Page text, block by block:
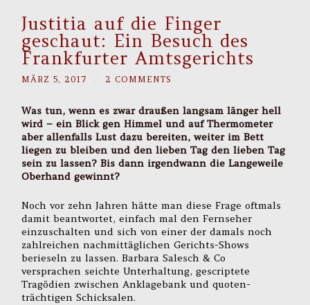
Justitia auf die Finger
geschaut: Ein Besuch des
Frankfurter Amtsgerichts
MÄRZ 5, 2017 2 COMMENTS
Was tun, wenn es zwar draußen langsam länger hell
wird – ein Blick gen Himmel und auf Thermometer
aber allenfalls Lust dazu bereiten, weiter im Bett
liegen zu bleiben und den lieben Tag den lieben Tag
sein zu lassen? Bis dann irgendwann die Langeweile
Oberhand gewinnt?
Noch vor zehn Jahren hätte man diese Frage oftmals
damit beantwortet, einfach mal den Fernseher
einzuschalten und sich von einer der damals noch
zahlreichen nachmittäglichen Gerichts-Shows
berieseln zu lassen. Barbara Salesch & Co
versprachen seichte Unterhaltung, gescriptete
Tragödien zwischen Anklagebank und quoten-
trächtigen Schicksalen.